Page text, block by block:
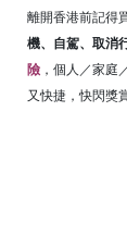
離開香港前記得
機、自駕、取消
險 ，個人／家
又快捷，快閃獎